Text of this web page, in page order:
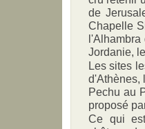
de
Chapelle
l'Alhambra
Jordanie,
Les sites
d'Athènes,
Pechu au
proposé
Ce qui